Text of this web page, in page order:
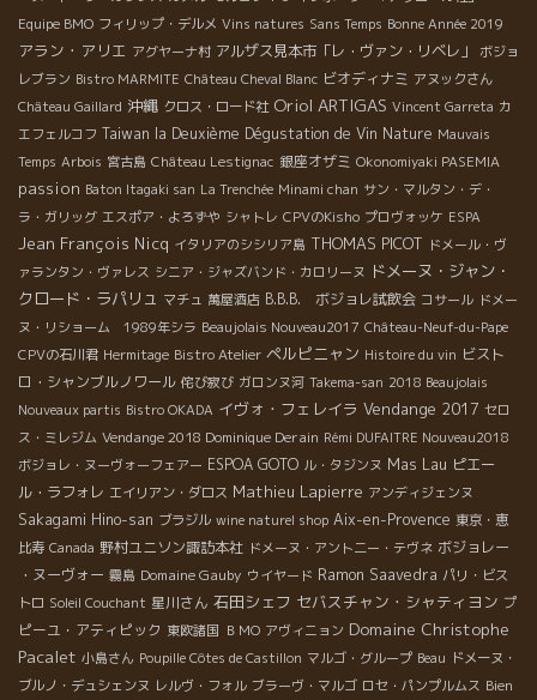
Equipe BMO フィリップ・デルメ Vins natures Sans Temps Bonne Année 2019
アラン・アリエ アグヤーナ村 アルザス見本市「レ・ヴァン・リベレ」
ボジョ
レブラン Bistro MARMITE Château Cheval Blanc ビオディナミ アヌックさん
Château Gaillard 沖縄 クロス・ロード社 Oriol ARTIGAS Vincent Garreta カ
エフェルコフ Taiwan la Deuxième Dégustation de Vin Nature Mauvais
Temps Arbois 宮古島 Château Lestignac 銀座オザミ Okonomiyaki PASEMIA
passion Baton Itagaki san La Trenchée Minami chan サン・マルタン・デ・
ラ・ガリッグ エスポア・よろずや シャトレ CPVのKisho プロヴォッケ ESPA
Jean François Nicq イタリアのシシリア島 THOMAS PICOT ドメール・ヴ
ァランタン・ヴァレス シニア・ジャズバンド・カロリーヌ ドメーヌ・ジャン・
クロード・ラパリュ マチュ 萬屋酒店 B.B.B. ボジョレ試飲会 コサール ドメー
ヌ・リショーム 1989年シラ Beaujolais Nouveau2017 Château-Neuf-du-Pape
CPVの石川君 Hermitage Bistro Atelier ペルピニャン Histoire du vin ビスト
ロ・シャンブルノワール 侘び寂び ガロンヌ河 Takema-san 2018 Beaujolais
Nouveaux partis Bistro OKADA イヴォ・フェレイラ Vendange 2017 セロ
ス・ミレジム Vendange 2018 Dominique Derain Rémi DUFAITRE Nouveau2018
ボジョレ・ヌーヴォーフェアー ESPOA GOTO ル・タジンヌ Mas Lau ピエー
ル・ラフォレ エイリアン・ダロス Mathieu Lapierre アンディジェンヌ
Sakagami Hino-san ブラジル wine naturel shop Aix-en-Provence 東京・恵
比寿 Canada 野村ユニソン諏訪本社 ドメーヌ・アント二ー・テヴネ ボジョレー
・ヌーヴォー 霧島 Domaine Gauby ウイヤード Ramon Saavedra パリ・ビス
トロ Soleil Couchant 星川さん 石田シェフ セバスチャン・シャティヨン プ
ピーユ・アティピック 東欧諸国 ＢＭО アヴィニョン Domaine Christophe
Pacalet 小島さん Poupille Côtes de Castillon マルゴ・グループ Beau ドメーヌ・
ブルノ・デュシェンヌ レルヴ・フォル ブラーヴ・マルゴ ロセ・パンプルムス Bien